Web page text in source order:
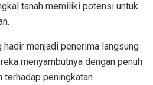
tanah memiliki potensi untuk
hadir menjadi penerima langsung
menyambutnya dengan penuh
terhadap peningkatan